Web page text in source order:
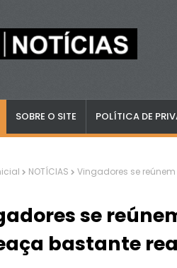
SOBRE O SITE POLÍTICA DE
NOTÍCIAS
Vingadores se
se
bastante